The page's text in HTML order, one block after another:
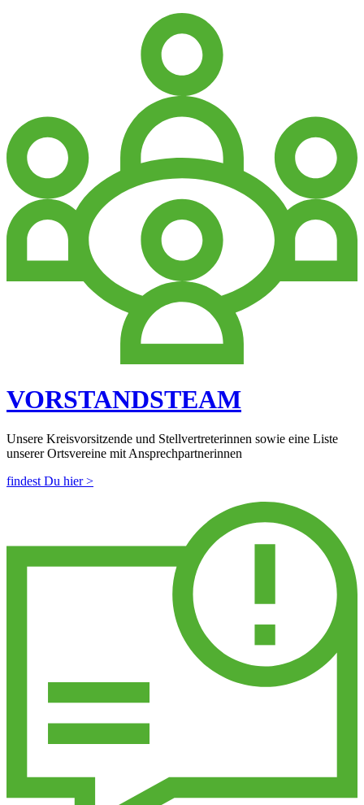
VORSTANDSTEAM
Unsere Kreisvorsitzende und Stellvertreterinnen sowie eine Liste
unserer Ortsvereine mit Ansprechpartnerinnen
findest Du hier >